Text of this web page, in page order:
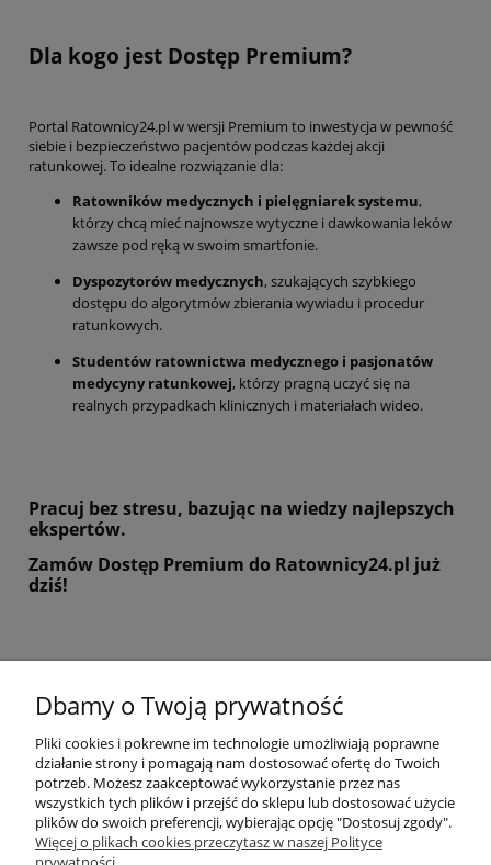
Dla kogo jest Dostęp Premium?
Portal Ratownicy24.pl w wersji Premium to inwestycja w pewność
siebie i bezpieczeństwo pacjentów podczas każdej akcji
ratunkowej. To idealne rozwiązanie dla:
Ratowników medycznych i pielęgniarek systemu,
którzy chcą mieć najnowsze wytyczne i dawkowania leków
zawsze pod ręką w swoim smartfonie.
Dyspozytorów medycznych, szukających szybkiego
dostępu do algorytmów zbierania wywiadu i procedur
ratunkowych.
Studentów ratownictwa medycznego i pasjonatów
medycyny ratunkowej, którzy pragną uczyć się na
realnych przypadkach klinicznych i materiałach wideo.
Pracuj bez stresu, bazując na wiedzy najlepszych
ekspertów.
Zamów Dostęp Premium do Ratownicy24.pl już
dziś!
Moje konto
Zamówienia
Dbamy o Twoją prywatność
Pliki cookies i pokrewne im technologie umożliwiają poprawne
działanie strony i pomagają nam dostosować ofertę do Twoich
potrzeb. Możesz zaakceptować wykorzystanie przez nas
wszystkich tych plików i przejść do sklepu lub dostosować użycie
plików do swoich preferencji, wybierając opcję "Dostosuj zgody".
Więcej o plikach cookies przeczytasz w naszej Polityce